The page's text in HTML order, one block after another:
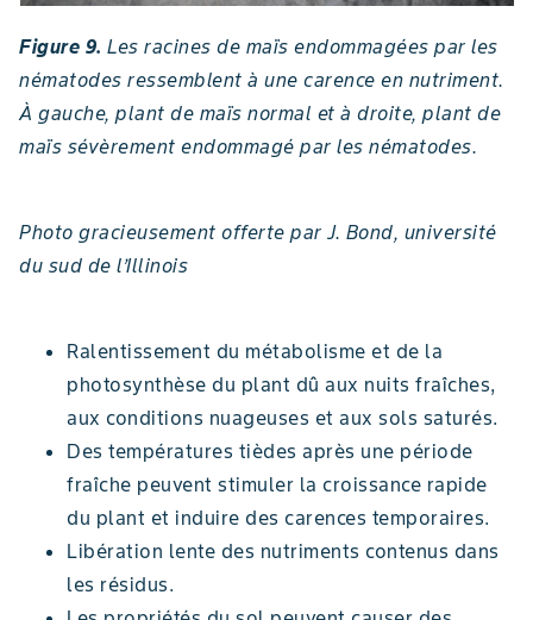
Figure 9. Les racines de maïs endommagées par les
nématodes ressemblent à une carence en nutriment.
À gauche, plant de maïs normal et à droite, plant de
maïs sévèrement endommagé par les nématodes.
Photo gracieusement offerte par J. Bond, université
du sud de l’Illinois
Ralentissement du métabolisme et de la
photosynthèse du plant dû aux nuits fraîches,
aux conditions nuageuses et aux sols saturés.
Des températures tièdes après une période
fraîche peuvent stimuler la croissance rapide
du plant et induire des carences temporaires.
Libération lente des nutriments contenus dans
les résidus.